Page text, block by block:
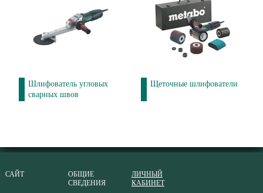
Шлифователь угловых
сварных швов
Щеточные шлифователи
САЙТ
ОБЩИЕ
СВЕДЕНИЯ
ЛИЧНЫЙ
КАБИНЕТ